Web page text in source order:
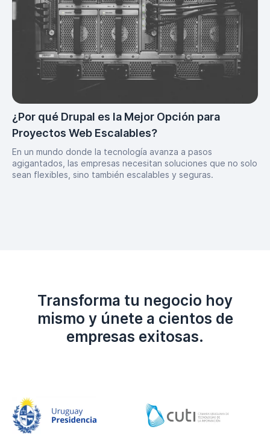
¿Por qué Drupal es la Mejor Opción para
Proyectos Web Escalables?
En un mundo donde la tecnología avanza a pasos
agigantados, las empresas necesitan soluciones que no solo
sean flexibles, sino también escalables y seguras.
Transforma tu negocio hoy
mismo y únete a cientos de
empresas exitosas.